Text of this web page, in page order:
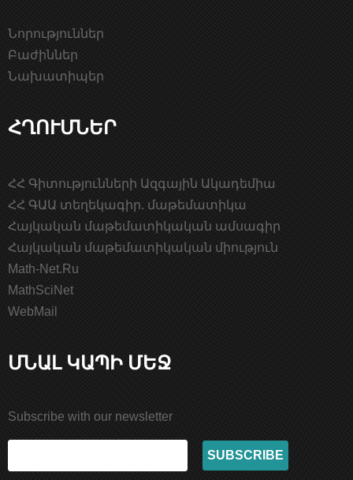
Նորություններ
Բաժիններ
Նախատիպեր
ՀՂՈՒՄՆԵՐ
ՀՀ Գիտությունների Ազգային Ակադեմիա
ՀՀ ԳԱԱ տեղեկագիր. մաթեմատիկա
Հայկական մաթեմատիկական ամսագիր
Հայկական մաթեմատիկական միություն
Math-Net.Ru
MathSciNet
WebMail
ՄՆԱԼ ԿԱՊԻ ՄԵՋ
Subscribe with our newsletter